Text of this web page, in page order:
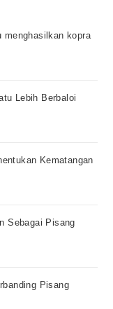
menghasilkan kopra
Lebih Berbaloi
Kematangan
Sebagai Pisang
Pisang